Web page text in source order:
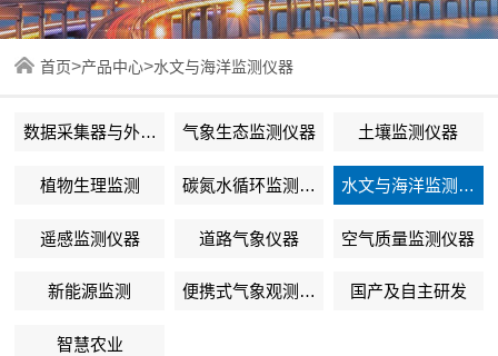
首页>产品中心>水文与海洋监测仪器
数据采集器与外围 气象生态监测仪器 土壤监测仪器
植物生理监测 碳氮水循环监测仪 水文与海洋监测仪
遥感监测仪器 道路气象仪器 空气质量监测仪器
新能源监测 便携式气象观测设 国产及自主研发
智慧农业